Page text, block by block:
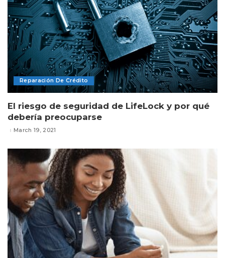
Reparación De Crédito
El riesgo de seguridad de LifeLock y por qué
debería preocuparse
March 19, 2021